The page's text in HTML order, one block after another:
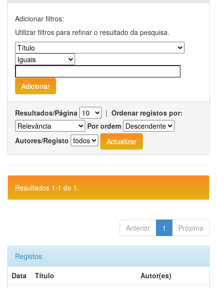
Adicionar filtros:
Utilizar filtros para refinar o resultado da pesquisa.
Resultados/Página | Ordenar registos por:
Por ordem
Autores/Registo
Resultados 1-1 de 1.
Anterior 1 Próxima
Registos:
Data
Título
Autor(es)